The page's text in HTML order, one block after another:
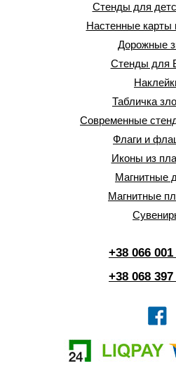
Стенды для
Настенные карты
Дорожные
Стенды для
Табличка
Современные
Флаги и
Иконы из
Магнитные
Магнитные
+38 066
+38 068